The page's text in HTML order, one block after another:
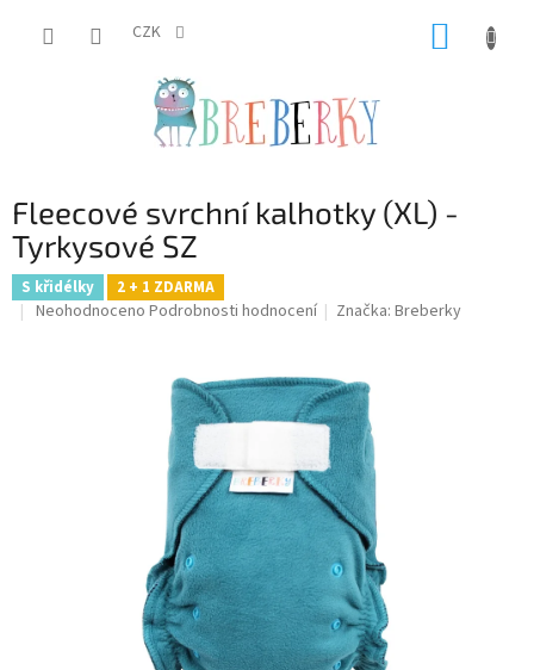
CZK
Fleecové svrchní kalhotky (XL) -
Tyrkysové SZ
S křidélky 2 + 1 ZDARMA
Průměrné
Neohodnoceno Podrobnosti hodnocení Značka:Breberky